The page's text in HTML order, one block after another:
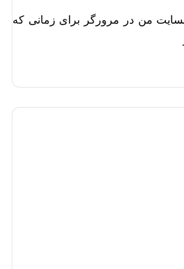
من در مرورگر برای زمانی که